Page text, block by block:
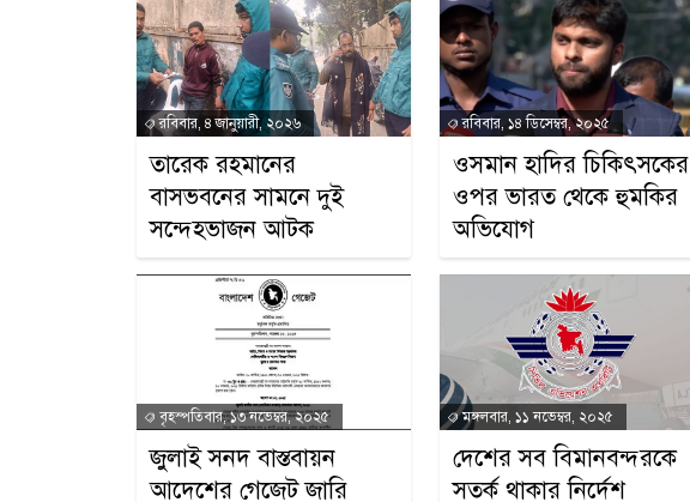
রবিবার, ৪ জানুয়ারী, ২০২৬
তারেক রহমানের
বাসভবনের সামনে দুই
সন্দেহভাজন আটক
রবিবার, ১৪ ডিসেম্বর, ২০২৫
ওসমান হাদির চিকিৎসকের
ওপর ভারত থেকে হুমকির
অভিযোগ
বৃহস্পতিবার, ১৩ নভেম্বর, ২০২৫
জুলাই সনদ বাস্তবায়ন
আদেশের গেজেট জারি
মঙ্গলবার, ১১ নভেম্বর, ২০২৫
দেশের সব বিমানবন্দরকে
সতর্ক থাকার নির্দেশ